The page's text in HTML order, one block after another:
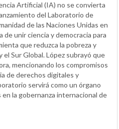
Artificial (IA) no se convierta
del Laboratorio de
de las Naciones Unidas en
de unir ciencia y democracia para
que reduzca la pobreza y
Sur Global. López subrayó que
mencionando los compromisos
de derechos digitales y
servirá como un órgano
la gobernanza internacional de